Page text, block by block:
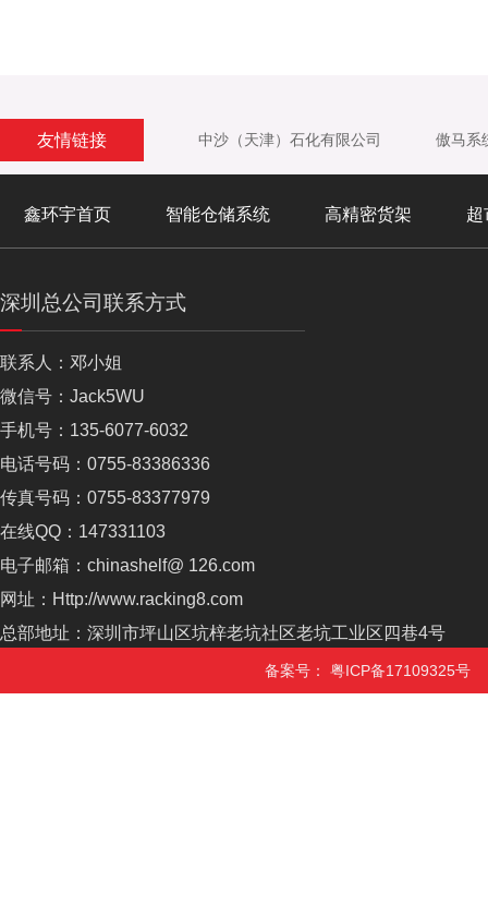
友情链接 中沙（天津）石化有限公司 傲马系
鑫环宇首页 智能仓储系统 高精密货架 超
深圳总公司联系方式
联系人：邓小姐
微信号：Jack5WU
手机号：135-6077-6032
电话号码：0755-83386336
传真号码：0755-83377979
在线QQ：147331103
电子邮箱：chinashelf@ 126.com
网址：Http://www.racking8.com
总部地址：深圳市坪山区坑梓老坑社区老坑工业区四巷4号
备案号： 粤ICP备17109325号